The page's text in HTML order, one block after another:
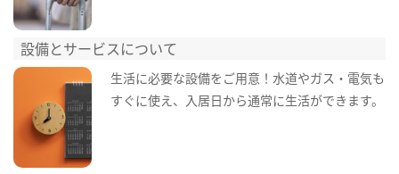
設備とサービスについて
生活に必要な設備をご用意！水道やガス・電気も
すぐに使え、入居日から通常に生活ができます。